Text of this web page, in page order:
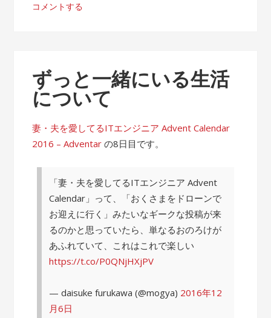
コメントする
ずっと一緒にいる生活
について
妻・夫を愛してるITエンジニア Advent Calendar
2016 – Adventar の8日目です。
「妻・夫を愛してるITエンジニア Advent
Calendar」って、「おくさまをドローンで
お迎えに行く」みたいなギークな投稿が来
るのかと思っていたら、単なるおのろけが
あふれていて、これはこれで楽しい
https://t.co/P0QNjHXjPV
— daisuke furukawa (@mogya) 2016年12
月6日